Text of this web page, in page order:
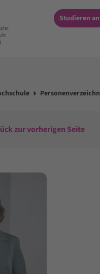
Studieren
zur vorherigen Seite